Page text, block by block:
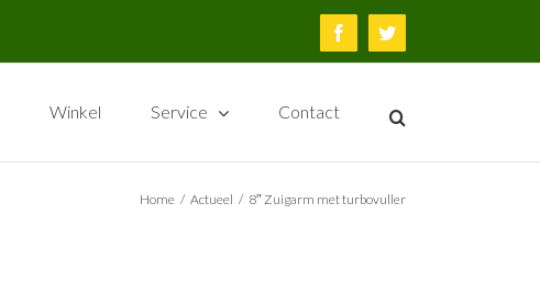
FacebookTwitter
Winkel Service Contact
Home / Actueel / 8″ Zuigarm met turbovuller